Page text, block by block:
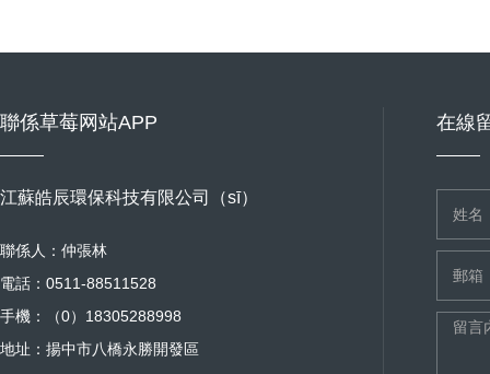
聯係草莓网站APP
江蘇皓辰環保科技有限公司（sī）
聯係人：仲張林
電話：0511-88511528
手機：（0）18305288998
地址：揚中市八橋永勝開發區
在線